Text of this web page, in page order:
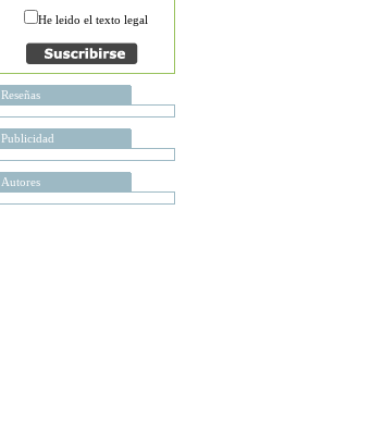
He leido el texto legal
Reseñas
Publicidad
Autores